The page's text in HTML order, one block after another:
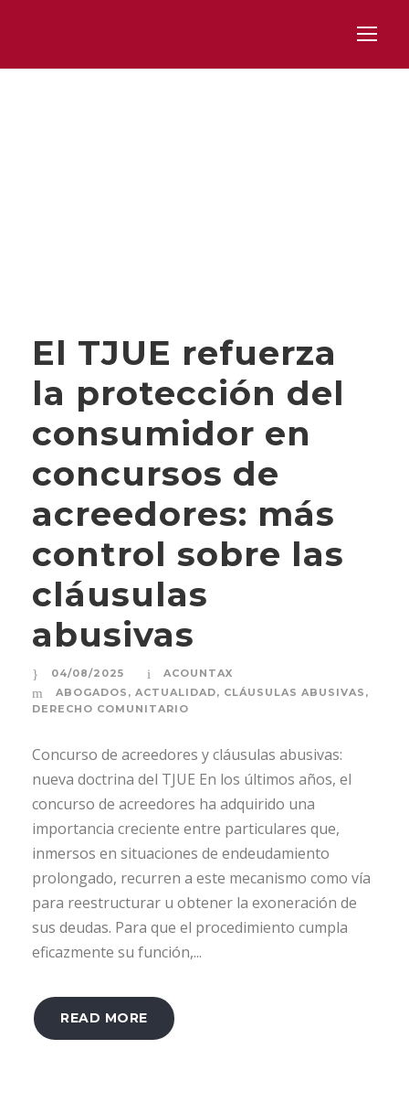
El TJUE refuerza
la protección del
consumidor en
concursos de
acreedores: más
control sobre las
cláusulas
abusivas
04/08/2025
ACOUNTAX
ABOGADOS , ACTUALIDAD, CLÁUSULAS ABUSIVAS ,
DERECHO COMUNITARIO
Concurso de acreedores y cláusulas abusivas:
nueva doctrina del TJUE En los últimos años, el
concurso de acreedores ha adquirido una
importancia creciente entre particulares que,
inmersos en situaciones de endeudamiento
prolongado, recurren a este mecanismo como vía
para reestructurar u obtener la exoneración de
sus deudas. Para que el procedimiento cumpla
eficazmente su función,...
READ MORE